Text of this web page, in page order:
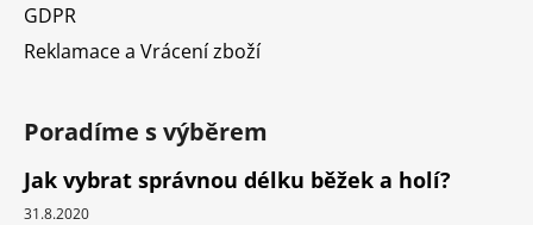
GDPR
Reklamace a Vrácení zboží
Poradíme s výběrem
Jak vybrat správnou délku běžek a holí?
31.8.2020